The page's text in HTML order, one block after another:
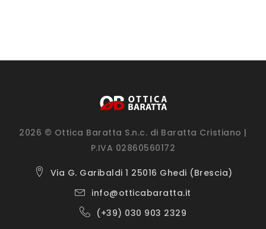
2026 © Ottica Baratta S.n.c. di Baratta Cristiano |
P.IVA 02860560172
Via G. Garibaldi 1 25016 Ghedi (Brescia)
info@otticabaratta.it
(+39) 030 903 2329